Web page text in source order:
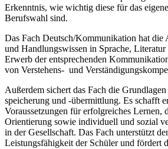
Erkenntnis, wie wichtig diese für das
Berufswahl sind.
Das Fach Deutsch/Kommunikation hat die
und Handlungswissen in Sprache,
Erwerb der entsprechenden
von Verstehens- und
Außerdem sichert das Fach die
speicherung und -übermittlung. Es schafft
Voraussetzungen für erfolgreiches Lernen,
Orientierung sowie individuell und sozial
in der Gesellschaft. Das Fach unterstützt
Leistungsfähigkeit der Schüler und fördert